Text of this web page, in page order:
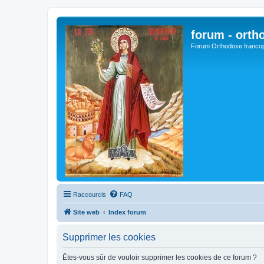
forum -
Forum Orthodoxe
Raccourcis FAQ
Site web Index forum
Supprimer les cookies
Êtes-vous sûr de vouloir supprimer les cookies de ce forum ?